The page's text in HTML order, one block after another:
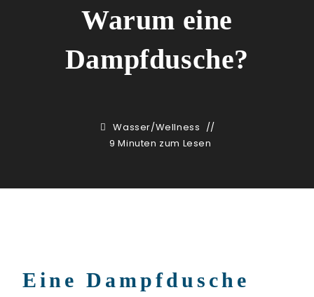
Warum eine
Dampfdusche?
Wasser/Wellness
9 Minuten zum Lesen
Eine Dampfdusche